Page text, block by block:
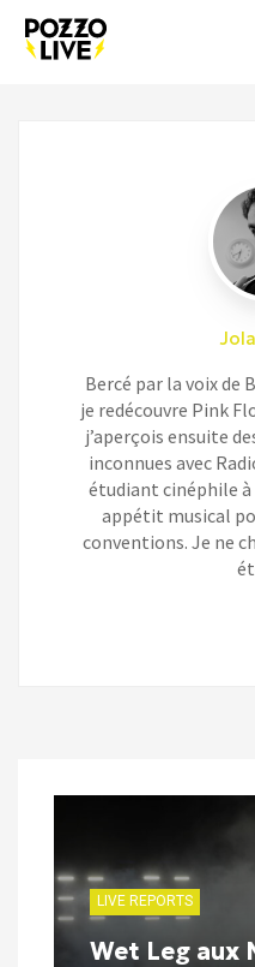
Bercé par la voix de
je redécouvre Pink
j’aperçois ensuite
inconnues avec
étudiant cinéphile à
appétit musical
conventions. Je ne
LIVE REPORTS
Wet Leg aux